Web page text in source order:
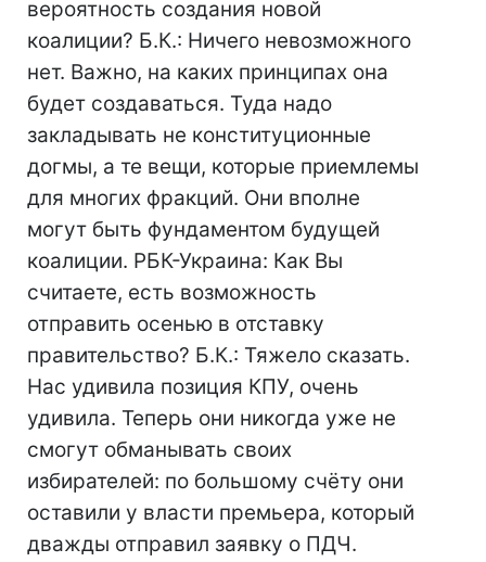
вероятность создания новой
коалиции? Б.К.: Ничего невозможного
нет. Важно, на каких принципах она
будет создаваться. Туда надо
закладывать не конституционные
догмы, а те вещи, которые приемлемы
для многих фракций. Они вполне
могут быть фундаментом будущей
коалиции. РБК-Украина: Как Вы
считаете, есть возможность
отправить осенью в отставку
правительство? Б.К.: Тяжело сказать.
Нас удивила позиция КПУ, очень
удивила. Теперь они никогда уже не
смогут обманывать своих
избирателей: по большому счёту они
оставили у власти премьера, который
дважды отправил заявку о ПДЧ.